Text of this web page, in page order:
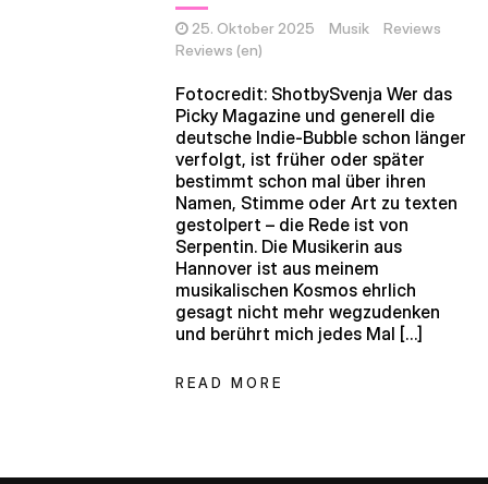
25. Oktober 2025 Musik
Reviews
Reviews (en)
Fotocredit: ShotbySvenja Wer das
Picky Magazine und generell die
deutsche Indie-Bubble schon länger
verfolgt, ist früher oder später
bestimmt schon mal über ihren
Namen, Stimme oder Art zu texten
gestolpert – die Rede ist von
Serpentin. Die Musikerin aus
Hannover ist aus meinem
musikalischen Kosmos ehrlich
gesagt nicht mehr wegzudenken
und berührt mich jedes Mal […]
READ MORE